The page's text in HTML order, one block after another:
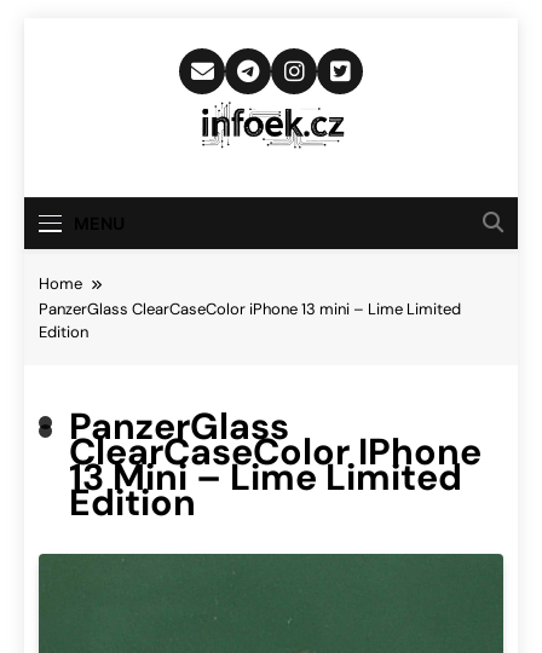
Infoek.cz
Novinkám
Home
PanzerGlass ClearCaseColor iPhone 13 mini – Lime Limited
Edition
PanzerGlass
ClearCaseColor IPhone
13 Mini – Lime Limited
Edition